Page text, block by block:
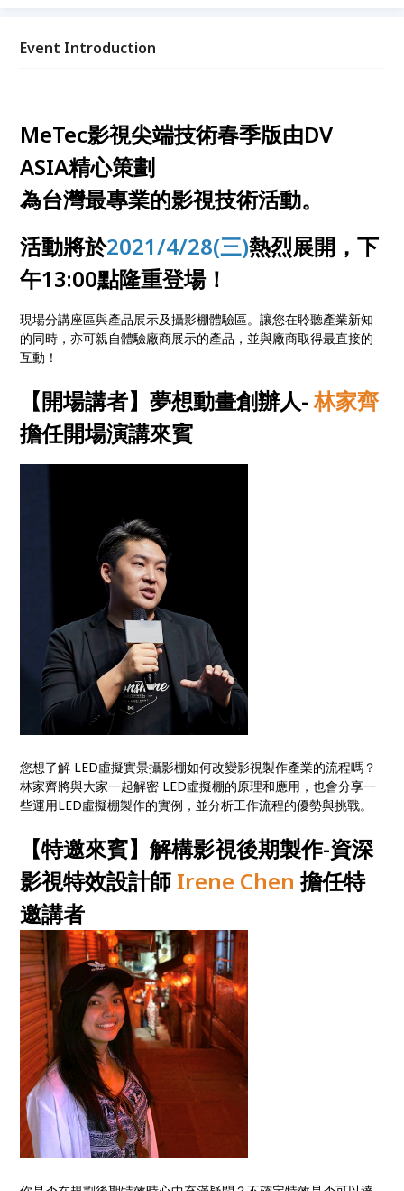
Event Introduction
MeTec影視尖端技術春季版由DV
ASIA精心策劃
為台灣最專業的影視技術活動。
活動將於2021/4/28(三)熱烈展開，下
午13:00點隆重登場！
現場分講座區與產品展示及攝影棚體驗區。讓您在聆聽產業新知
的同時，亦可親自體驗廠商展示的產品，並與廠商取得最直接的
互動！
【開場講者】夢想動畫創辦人- 林家齊
擔任開場演講來賓
您想了解 LED虛擬實景攝影棚如何改變影視製作產業的流程嗎？
林家齊將與大家一起解密 LED虛擬棚的原理和應用，也會分享一
些運用LED虛擬棚製作的實例，並分析工作流程的優勢與挑戰。
【特邀來賓】解構影視後期製作-資深
影視特效設計師 Irene Chen擔任特
邀講者